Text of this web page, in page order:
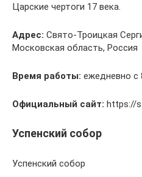
Царские чертоги 17 века.
Адрес: Свято-Троицкая
Московская область, Россия
Время работы: ежедневно с
Официальный сайт: https://
Успенский собор
Успенский собор